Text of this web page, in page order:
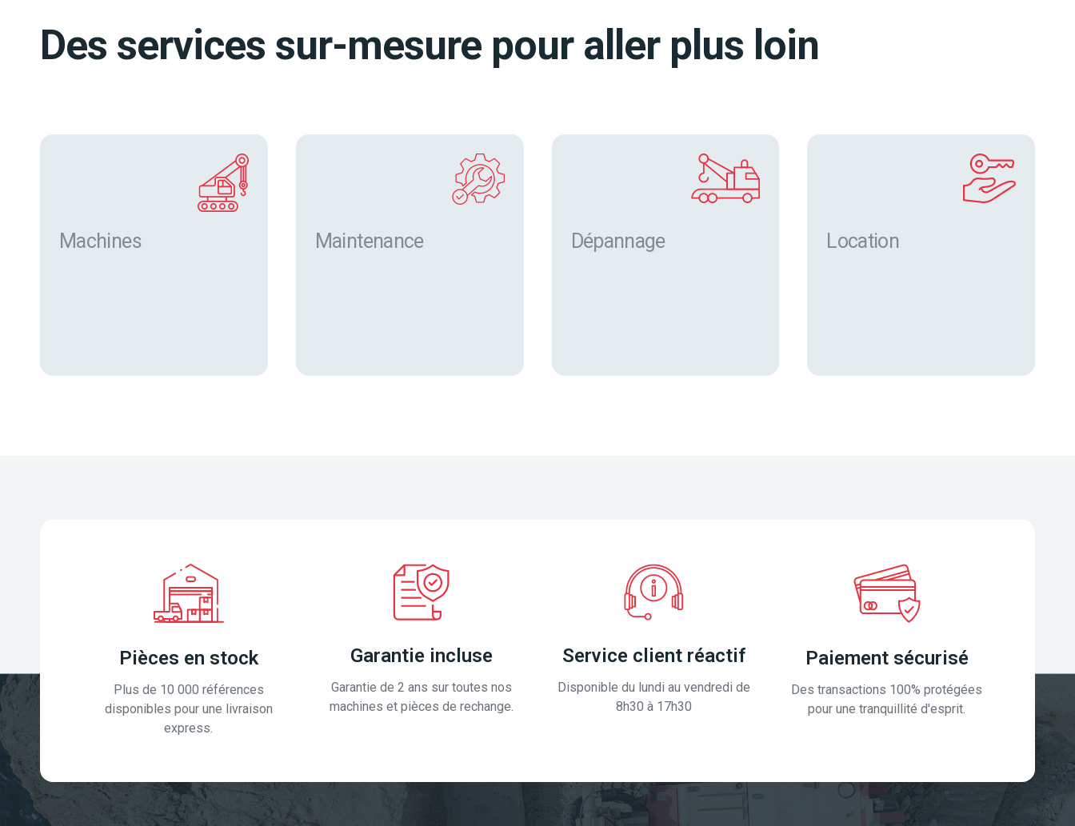
Des services sur-mesure pour aller plus loin
Machines Maintenance Dépannage Location
Pièces en stock
Plus de 10 000 références
disponibles pour une livraison
express.
Garantie incluse
Garantie de 2 ans sur toutes nos
machines et pièces de rechange.
Service client réactif
Disponible du lundi au vendredi de
8h30 à 17h30
Paiement sécurisé
Des transactions 100% protégées
pour une tranquillité d'esprit.